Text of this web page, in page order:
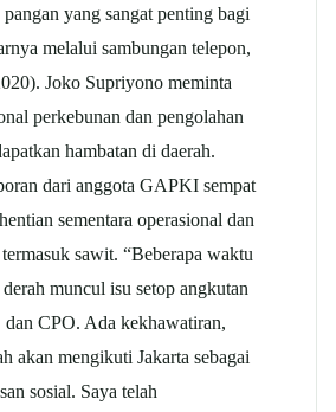
yang sangat penting bagi
melalui sambungan telepon,
Joko Supriyono meminta
perkebunan dan pengolahan
hambatan di daerah.
dari anggota GAPKI sempat
sementara operasional dan
sawit. “Beberapa waktu
muncul isu setop angkutan
CPO. Ada kekhawatiran,
akan mengikuti Jakarta sebagai
sosial. Saya telah